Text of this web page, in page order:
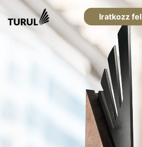
Iratkozz fel